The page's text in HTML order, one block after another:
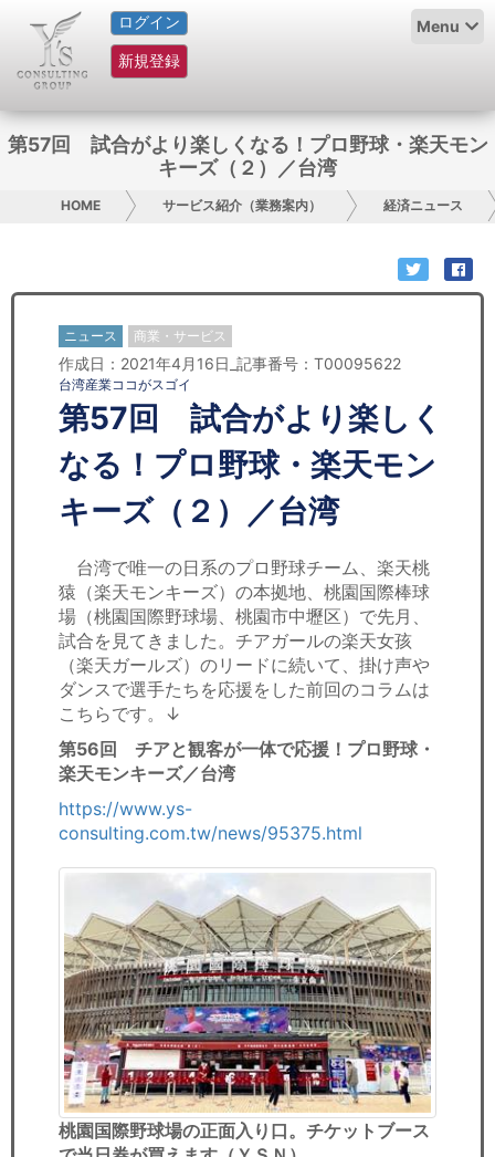
ログイン
新規登録
Menu
HOME
サービス紹介
お問い合わせ
日本人にPR
コンサルティング
リサーチ
セミナー
経済ニュース
労務顧問
ＩＴ
飲食店情報
第57回 試合がより楽しくなる！プロ野球・楽天モン
キーズ（２）／台湾
HOME サービス紹介（業務案内） 経済ニュース
ニュース 商業・サービス
作成日：2021年4月16日_記事番号：T00095622
台湾産業ココがスゴイ
第57回 試合がより楽しく
なる！プロ野球・楽天モン
キーズ（２）／台湾
台湾で唯一の日系のプロ野球チーム、楽天桃
猿（楽天モンキーズ）の本拠地、桃園国際棒球
場（桃園国際野球場、桃園市中壢区）で先月、
試合を見てきました。チアガールの楽天女孩
（楽天ガールズ）のリードに続いて、掛け声や
ダンスで選手たちを応援をした前回のコラムは
こちらです。↓
第56回 チアと観客が一体で応援！プロ野球・
楽天モンキーズ／台湾
https://www.ys-
consulting.com.tw/news/95375.html
桃園国際野球場の正面入り口。チケットブース